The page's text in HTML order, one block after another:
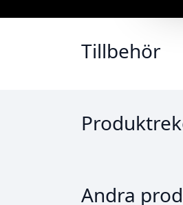
slaglängd
Ride
Tillbehör
Andra